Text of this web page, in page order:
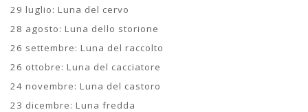
29 luglio: Luna del cervo
28 agosto: Luna dello storione
26 settembre: Luna del raccolto
26 ottobre: Luna del cacciatore
24 novembre: Luna del castoro
23 dicembre: Luna fredda